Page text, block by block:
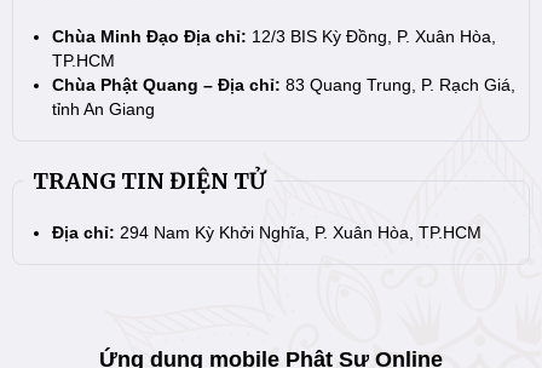
Chùa Minh Đạo Địa chỉ: 12/3 BIS Kỳ Đồng, P. Xuân Hòa,
TP.HCM
Chùa Phật Quang – Địa chỉ: 83 Quang Trung, P. Rạch Giá,
tỉnh An Giang
TRANG TIN ĐIỆN TỬ
Địa chỉ: 294 Nam Kỳ Khởi Nghĩa, P. Xuân Hòa, TP.HCM
Ứng dụng mobile Phật Sự Online